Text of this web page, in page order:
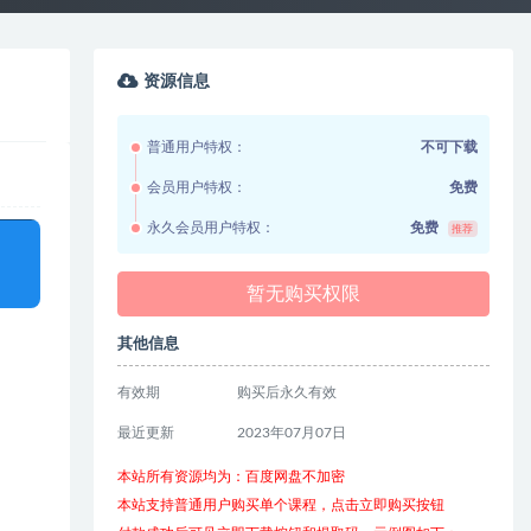
资源信息
普通用户特权： 不可下载
会员用户特权： 免费
永久会员用户特权： 免费 推荐
暂无购买权限
其他信息
有效期 购买后永久有效
最近更新 2023年07月07日
本站所有资源均为：百度网盘不加密
本站支持普通用户购买单个课程，点击立即购买按钮